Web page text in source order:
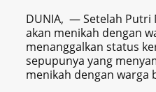
DUNIA, — Setelah Putri
akan menikah dengan
menanggalkan status
sepupunya yang
menikah dengan warga